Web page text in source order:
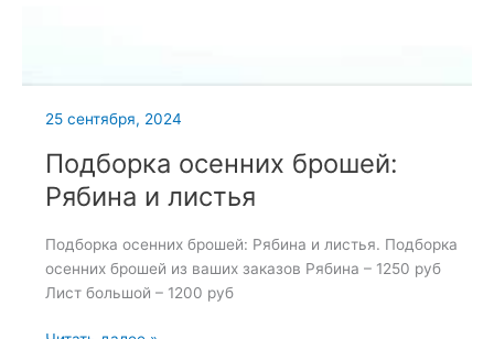
25 сентября, 2024
Подборка осенних брошей:
Рябина и листья
Подборка осенних брошей: Рябина и листья. Подборка
осенних брошей из ваших заказов Рябина – 1250 руб
Лист большой – 1200 руб